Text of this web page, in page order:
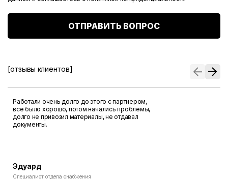
ОТПРАВИТЬ ВОПРОС
[отзывы клиентов]
Работали очень долго до этого с партнером,
все было хорошо, потом начались проблемы,
долго не привозил материалы, не отдавал
документы.
Эдуард
Специалист отдела снабжения